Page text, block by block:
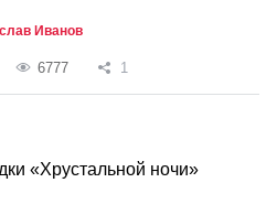
Иванов
6777 1
«Хрустальной ночи»